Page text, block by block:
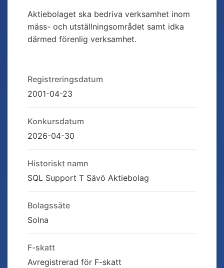
Aktiebolaget ska bedriva verksamhet inom
mäss- och utställningsområdet samt idka
därmed förenlig verksamhet.
Registreringsdatum
2001-04-23
Konkursdatum
2026-04-30
Historiskt namn
SQL Support T Sävö Aktiebolag
Bolagssäte
Solna
F-skatt
Avregistrerad för F-skatt